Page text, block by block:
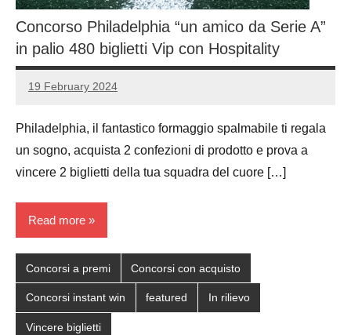
Concorso Philadelphia “un amico da Serie A”
in palio 480 biglietti Vip con Hospitality
19 February 2024
Luca
No
Philadelphia, il fantastico formaggio spalmabile ti regala
un sogno, acquista 2 confezioni di prodotto e prova a
vincere 2 biglietti della tua squadra del cuore […]
Read more
Concorsi a premi Concorsi con acquisto
Concorsi instant win featured In rilievo
Vincere biglietti